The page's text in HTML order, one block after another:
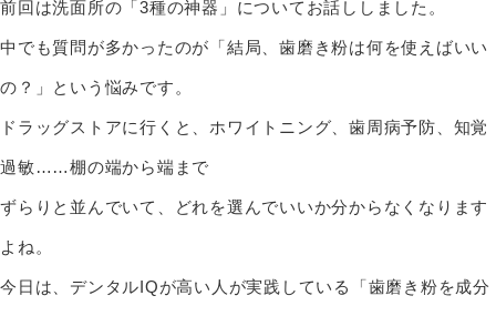
前回は洗面所の「3種の神器」についてお話ししました。
中でも質問が多かったのが「結局、歯磨き粉は何を使えばいい
の？」という悩みです。
ドラッグストアに行くと、ホワイトニング、歯周病予防、知覚
過敏……棚の端から端まで
ずらりと並んでいて、どれを選んでいいか分からなくなります
よね。
今日は、デンタルIQが高い人が実践している「歯磨き粉を成分